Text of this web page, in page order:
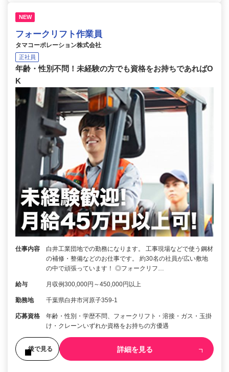
NEW
フォークリフト作業員
タマコーポレーション株式会社
正社員
年齢・性別不問！未経験の方でも資格をお持ちであればO
K
仕事内容
白井工業団地での勤務になります。 工事現場などで使う鋼材
の補修・整備などのお仕事です。 約30名の社員が広い敷地
の中で頑張っています！ ◎フォークリフ…
給与 月収例300,000円～450,000円以上
勤務地 千葉県白井市河原子359-1
応募資格
年齢・性別・学歴不問、フォークリフト・溶接・ガス・玉掛
け・クレーンいずれか資格をお持ちの方優遇
後で見る 詳細を見る